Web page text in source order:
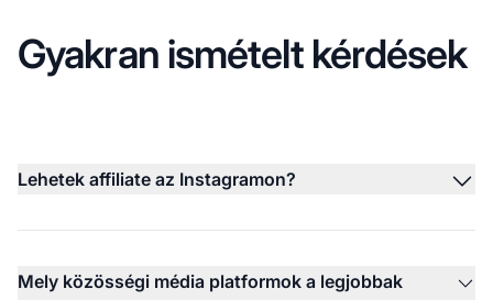
Gyakran ismételt kérdések
Lehetek affiliate az Instagramon?
Mely közösségi média platformok a legjobbak